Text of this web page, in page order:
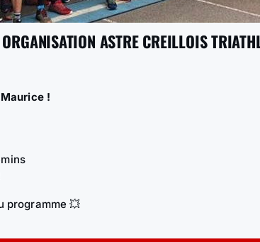
ASTRE CREILLOIS
!
programme 💥